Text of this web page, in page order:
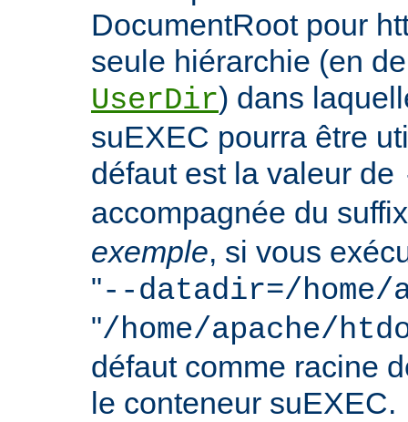
DocumentRoot pour
seule hiérarchie (en
UserDir) dans
suEXEC pourra être
défaut est la valeur de
accompagnée du
exemple, si vous
"--datadir=/home/
"/home/apache/
défaut comme racine
le conteneur suEXEC.